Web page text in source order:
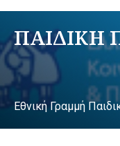
ΠΑΙΔΙΚΗ
Εθνική Γραμμή